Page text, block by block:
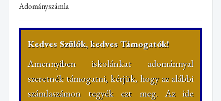
Adományszámla
Kedves Szülők, kedves Támogatók!
Amennyiben iskolánkat adománnyal
szeretnék támogatni, kérjük, hogy az alábbi
számlaszámon tegyék ezt meg. Az ide